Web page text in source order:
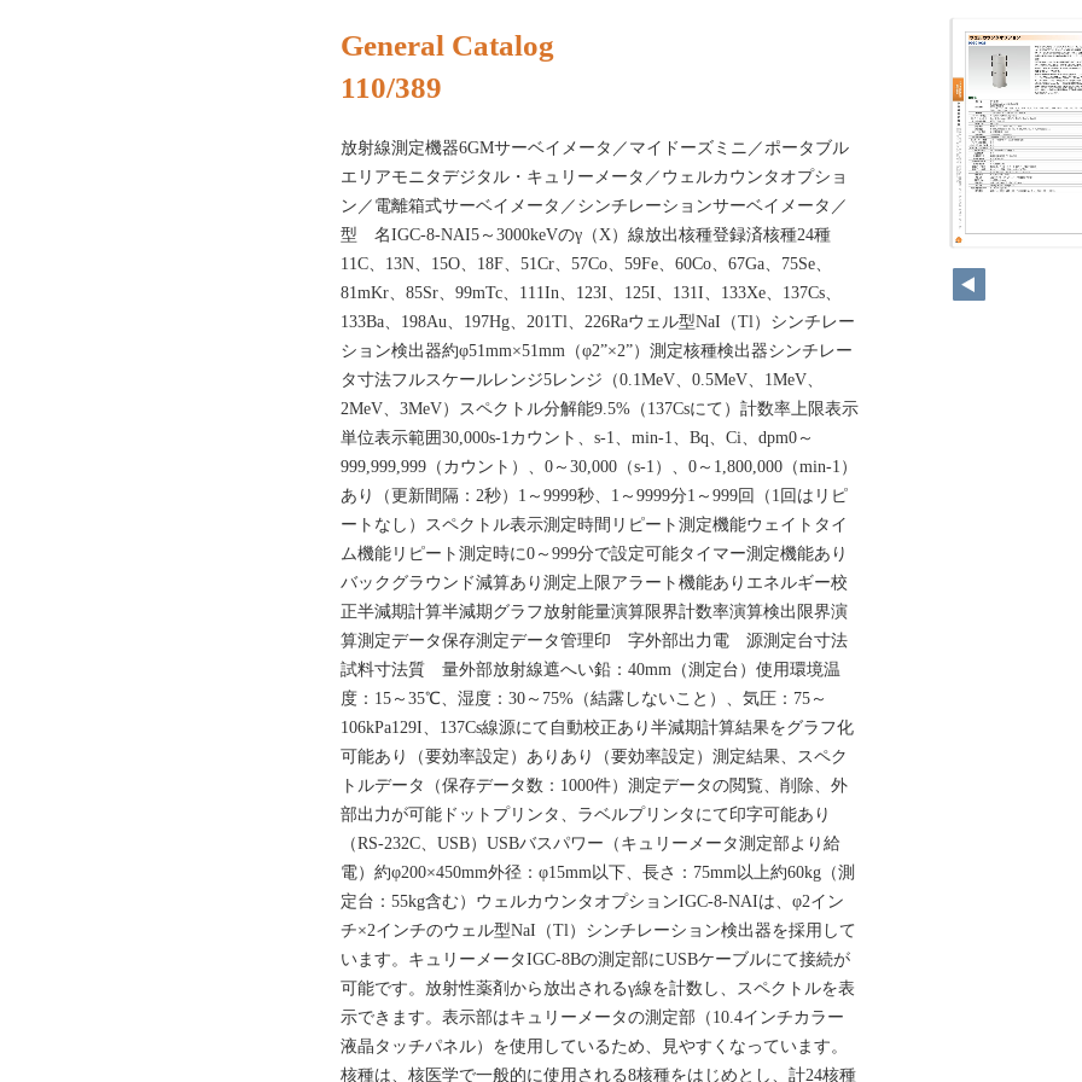
94
General Catalog
110/389
放射線測定機器6GMサーベイメータ／マイドーズミニ／ポータブル
エリアモニタデジタル・キュリーメータ／ウェルカウンタオプショ
ン／電離箱式サーベイメータ／シンチレーションサーベイメータ／
型 名IGC-8-NAI5～3000keVのγ（X）線放出核種登録済核種24種
11C、13N、15O、18F、51Cr、57Co、59Fe、60Co、67Ga、75Se、
81mKr、85Sr、99mTc、111In、123I、125I、131I、133Xe、137Cs、
133Ba、198Au、197Hg、201Tl、226Raウェル型NaI（Tl）シンチレー
ション検出器約φ51mm×51mm（φ2”×2”）測定核種検出器シンチレー
タ寸法フルスケールレンジ5レンジ（0.1MeV、0.5MeV、1MeV、
2MeV、3MeV）スペクトル分解能9.5%（137Csにて）計数率上限表示
単位表示範囲30,000s-1カウント、s-1、min-1、Bq、Ci、dpm0～
999,999,999（カウント）、0～30,000（s-1）、0～1,800,000（min-1）
あり（更新間隔：2秒）1～9999秒、1～9999分1～999回（1回はリピ
ートなし）スペクトル表示測定時間リピート測定機能ウェイトタイ
ム機能リピート測定時に0～999分で設定可能タイマー測定機能あり
バックグラウンド減算あり測定上限アラート機能ありエネルギー校
正半減期計算半減期グラフ放射能量演算限界計数率演算検出限界演
算測定データ保存測定データ管理印 字外部出力電 源測定台寸法
試料寸法質 量外部放射線遮へい鉛：40mm（測定台）使用環境温
度：15～35℃、湿度：30～75%（結露しないこと）、気圧：75～
106kPa129I、137Cs線源にて自動校正あり半減期計算結果をグラフ化
可能あり（要効率設定）ありあり（要効率設定）測定結果、スペク
トルデータ（保存データ数：1000件）測定データの閲覧、削除、外
部出力が可能ドットプリンタ、ラベルプリンタにて印字可能あり
（RS-232C、USB）USBバスパワー（キュリーメータ測定部より給
電）約φ200×450mm外径：φ15mm以下、長さ：75mm以上約60kg（測
定台：55kg含む）ウェルカウンタオプションIGC-8-NAIは、φ2イン
チ×2インチのウェル型NaI（Tl）シンチレーション検出器を採用して
います。キュリーメータIGC-8Bの測定部にUSBケーブルにて接続が
可能です。放射性薬剤から放出されるγ線を計数し、スペクトルを表
示できます。表示部はキュリーメータの測定部（10.4インチカラー
液晶タッチパネル）を使用しているため、見やすくなっています。
核種は、核医学で一般的に使用される8核種をはじめとし、計24核種